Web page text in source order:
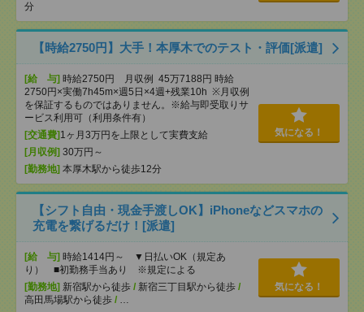
分
【時給2750円】大手！本厚木でのテスト・評価[派遣]
[給 与] 時給2750円 月収例 45万7188円 時給
2750円×実働7h45m×週5日×4週+残業10h ※月収例
を保証するものではありません。※給与即受取りサ
ービス利用可（利用条件有）
[交通費] 1ヶ月3万円を上限として実費支給
[月収例] 30万円～
[勤務地] 本厚木駅から徒歩12分
気になる！
【シフト自由・現金手渡しOK】iPhoneなどスマホの
充電を繋げるだけ！[派遣]
[給 与] 時給1414円～ ▼日払いOK（規定あ
り） ■初勤務手当あり ※規定による
[勤務地] 新宿駅から徒歩 / 新宿三丁目駅から徒歩 /
高田馬場駅から徒歩 / …
気になる！